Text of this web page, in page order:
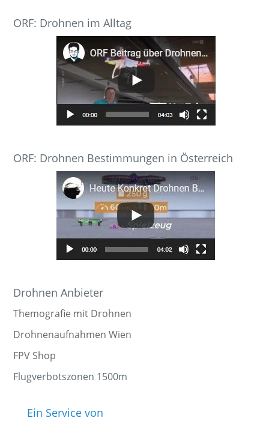
ORF: Drohnen im Alltag
ORF: Drohnen Bestimmungen in Österreich
Drohnen Anbieter
Themografie mit Drohnen
Drohnenaufnahmen Wien
FPV Shop
Flugverbotszonen 1500m
Ein Service von